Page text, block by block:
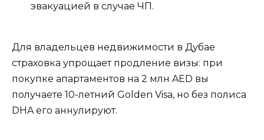
эвакуацией в случае ЧП.
Для владельцев недвижимости в Дубае
страховка упрощает продление визы: при
покупке апартаментов на 2 млн AED вы
получаете 10-летний Golden Visa, но без полиса
DHA его аннулируют.